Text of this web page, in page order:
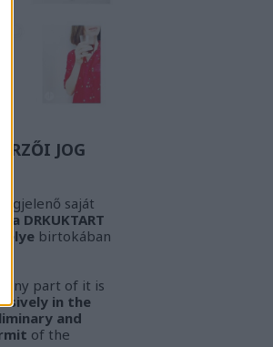
JOG
saját
a DRKUKTART
birtokában
any part of it is
in the
and
of the